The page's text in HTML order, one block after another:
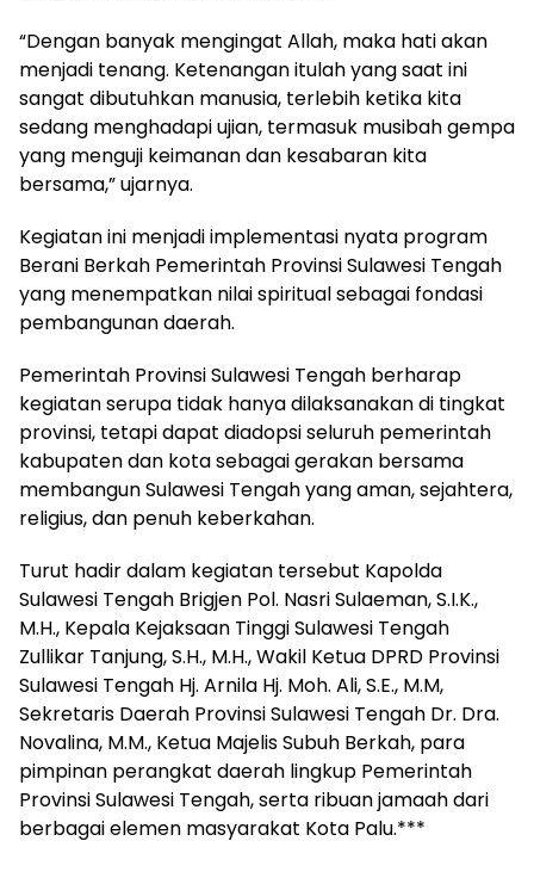
“Dengan banyak mengingat Allah, maka hati akan
menjadi tenang. Ketenangan itulah yang saat ini
sangat dibutuhkan manusia, terlebih ketika kita
sedang menghadapi ujian, termasuk musibah gempa
yang menguji keimanan dan kesabaran kita
bersama,” ujarnya.
Kegiatan ini menjadi implementasi nyata program
Berani Berkah Pemerintah Provinsi Sulawesi Tengah
yang menempatkan nilai spiritual sebagai fondasi
pembangunan daerah.
Pemerintah Provinsi Sulawesi Tengah berharap
kegiatan serupa tidak hanya dilaksanakan di tingkat
provinsi, tetapi dapat diadopsi seluruh pemerintah
kabupaten dan kota sebagai gerakan bersama
membangun Sulawesi Tengah yang aman, sejahtera,
religius, dan penuh keberkahan.
Turut hadir dalam kegiatan tersebut Kapolda
Sulawesi Tengah Brigjen Pol. Nasri Sulaeman, S.I.K.,
M.H., Kepala Kejaksaan Tinggi Sulawesi Tengah
Zullikar Tanjung, S.H., M.H., Wakil Ketua DPRD Provinsi
Sulawesi Tengah Hj. Arnila Hj. Moh. Ali, S.E., M.M,
Sekretaris Daerah Provinsi Sulawesi Tengah Dr. Dra.
Novalina, M.M., Ketua Majelis Subuh Berkah, para
pimpinan perangkat daerah lingkup Pemerintah
Provinsi Sulawesi Tengah, serta ribuan jamaah dari
berbagai elemen masyarakat Kota Palu.***